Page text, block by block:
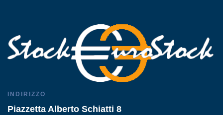
INDIRIZZO
Piazzetta Alberto Schiatti 8